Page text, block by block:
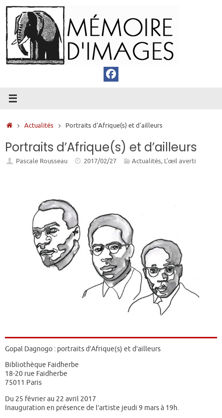
Passer
au
contenu
Accueil
Actualités Portraits d’Afrique(s) et d’ailleurs
Portraits d’Afrique(s) et d’ailleurs
Pascale Rousseau 2017/02/27 Actualités, L’œil averti
Gopal Dagnogo : portraits d’Afrique(s) et d’ailleurs
Bibliothèque Faidherbe
18-20 rue Faidherbe
75011 Paris
Du 25 février au 22 avril 2017
Inauguration en présence de l’artiste jeudi 9 mars à 19h.